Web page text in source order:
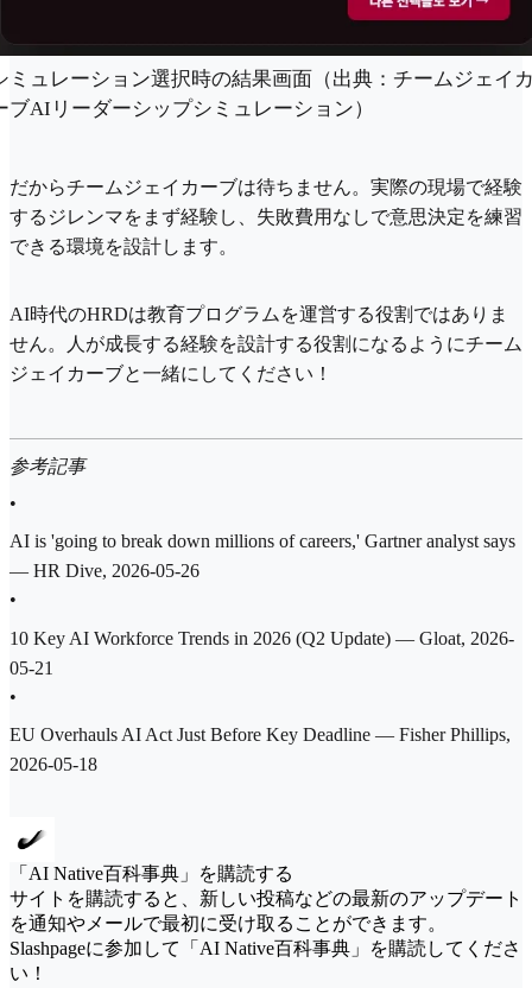
ミュレーション選択時の結果画面（出典：チームジェイ
ブAIリーダーシップシミュレーション）
だからチームジェイカーブは待ちません。実際の現場で経験
するジレンマをまず経験し、失敗費用なしで意思決定を練習
できる環境を設計します。
AI時代のHRDは教育プログラムを運営する役割ではありま
せん。人が成長する経験を設計する役割になるようにチーム
ジェイカーブと一緒にしてください！
参考記事
•
AI is 'going to break down millions of careers,' Gartner analyst says
— HR Dive, 2026-05-26
•
10 Key AI Workforce Trends in 2026 (Q2 Update) — Gloat, 2026-
05-21
•
EU Overhauls AI Act Just Before Key Deadline — Fisher Phillips,
2026-05-18
「AI Native百科事典」を購読する
サイトを購読すると、新しい投稿などの最新のアップデート
を通知やメールで最初に受け取ることができます。
Slashpageに参加して「AI Native百科事典」を購読してくださ
い！